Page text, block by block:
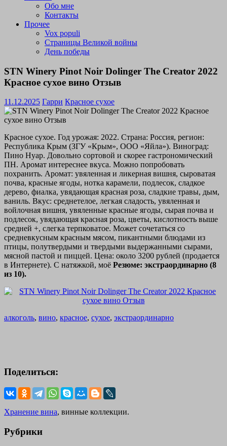
Обо мне
Контакты
Прочее
Vox populi
Страницы Великой войны
День победы
STN Winery Pinot Noir Dolinger The Creator 2022
Красное сухое вино Отзыв
11.12.2025 Гарри Красное сухое
Красное сухое. Год урожая: 2022. Страна: Россия, регион:
Республика Крым (ЗГУ «Крым», ООО «Яйла»). Виноград:
Пино Нуар. Довольно сортовой и скорее гастрономический
ПН. Аромат интереснее вкуса. Можно попробовать
похранить. Аромат: увяленная и ликерная вишня, сыроватая
почва, красные ягоды, нотка карамели, подлесок, сладкое
дерево, фиалка, увядающая красная роза, сладкие травы, дым,
ваниль. Вкус: среднетелое, легкая сладость, увяленная и
войлочная вишня, увяленные красные ягоды, сырая почва и
подлесок, увядающая красная роза, цветы, кислотность выше
средней +, слегка терпковатое. Может сочетаться со
средневкусным красным мясом, пикантными блюдами из
птицы, полутвердыми и твердыми выдержанными сырами,
мясной пастой и пиццей. Цена: около 3200 рублей (продается
в Интернете). С натяжкой, моё Резюме: экстраординарно (8
из 10).
алкоголь, вино, красное, сухое, экстраординарно
Поделиться:
Хранение вина, винные коллекции.
Рубрики